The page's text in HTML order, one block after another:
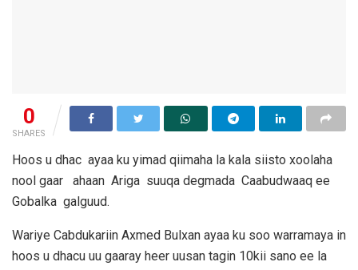
0
SHARES
Hoos u dhac ayaa ku yimad qiimaha la kala siisto xoolaha
nool gaar ahaan Ariga suuqa degmada Caabudwaaq ee
Gobalka galguud.
Wariye Cabdukariin Axmed Bulxan ayaa ku soo warramaya in
hoos u dhacu uu gaaray heer uusan tagin 10kii sano ee la